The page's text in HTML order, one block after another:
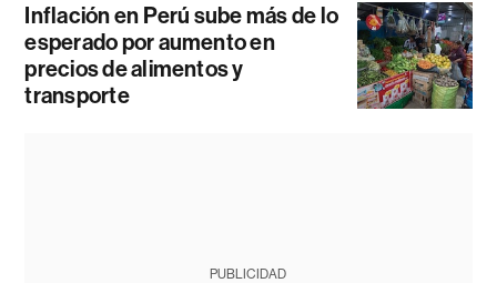
Inflación en Perú sube más de lo
esperado por aumento en
precios de alimentos y
transporte
PUBLICIDAD